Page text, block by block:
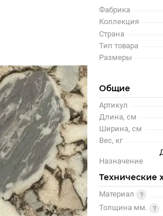
Фабрика
Коллекция
Страна
Тип товара
Размеры
Общие
Артикул
Длина, см
Ширина, см
Вес, кг
Назначение
Технические
Материал
Толщина мм.